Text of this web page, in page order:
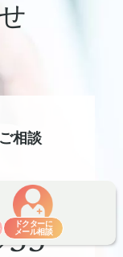
ドクターに
メール相談
ご相談